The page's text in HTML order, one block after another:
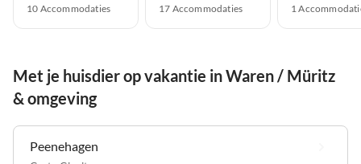
10 Accommodaties 17 Accommodaties 1
Met je huisdier op vakantie in Waren / Müritz
& omgeving
Peenehagen